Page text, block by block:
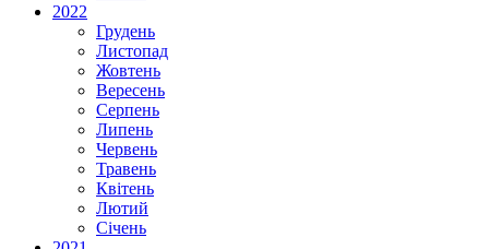
2022
Грудень
Листопад
Жовтень
Вересень
Серпень
Липень
Червень
Травень
Квітень
Лютий
Січень